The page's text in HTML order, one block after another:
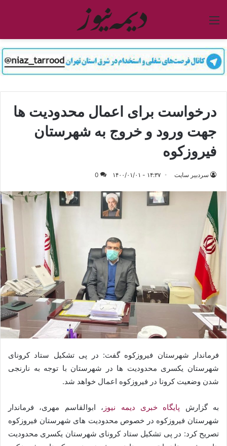
منو
درخواست برای اعمال محدودیت ها
جهت ورود و خروج به شهرستان
فیروزکوه
سردبیر سایت ۱۴:۳۷ - ۱۴۰۰/۰۱/۰۱ 0
فرماندار شهرستان فیروزکوه گفت: در پی تشکیل ستاد کرونای
شهرستان یکسری محدودیت ها در شهرستان با توجه به نارنجی
شدن وضعیت کرونا در فیروزکوه اعمال خواهد شد.
به گزارش پایگاه خبری دیمه نیوز ، ابوالقاسم مهری، فرماندار
شهرستان فیروزکوه در خصوص محدودیت های شهرستان فیروزکوه
تصریح کرد: در پی تشکیل ستاد کرونای شهرستان یکسری محدودیت